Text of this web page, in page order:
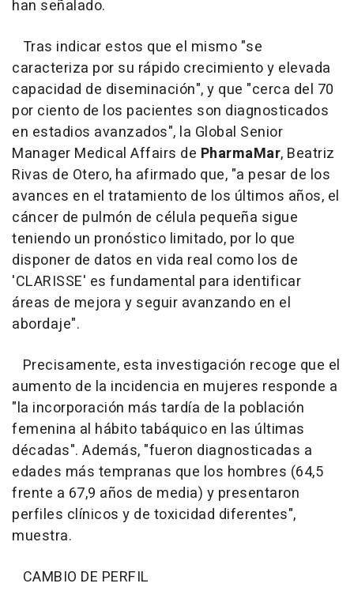
han señalado.
Tras indicar estos que el mismo "se
caracteriza por su rápido crecimiento y elevada
capacidad de diseminación", y que "cerca del 70
por ciento de los pacientes son diagnosticados
en estadios avanzados", la Global Senior
Manager Medical Affairs de PharmaMar, Beatriz
Rivas de Otero, ha afirmado que, "a pesar de los
avances en el tratamiento de los últimos años, el
cáncer de pulmón de célula pequeña sigue
teniendo un pronóstico limitado, por lo que
disponer de datos en vida real como los de
'CLARISSE' es fundamental para identificar
áreas de mejora y seguir avanzando en el
abordaje".
Precisamente, esta investigación recoge que el
aumento de la incidencia en mujeres responde a
"la incorporación más tardía de la población
femenina al hábito tabáquico en las últimas
décadas". Además, "fueron diagnosticadas a
edades más tempranas que los hombres (64,5
frente a 67,9 años de media) y presentaron
perfiles clínicos y de toxicidad diferentes",
muestra.
CAMBIO DE PERFIL